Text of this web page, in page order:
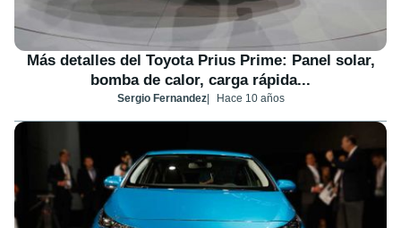
Más detalles del Toyota Prius Prime: Panel solar,
bomba de calor, carga rápida...
Sergio Fernandez Hace 10 años